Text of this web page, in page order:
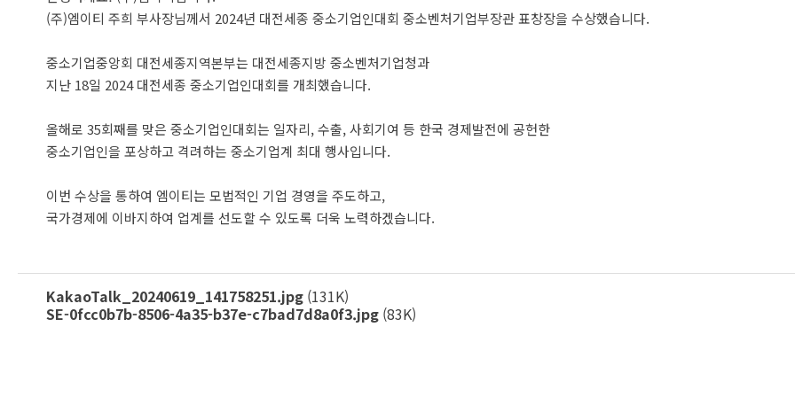
(주)엠이티 주희 부사장님께서 2024년 대전세종 중소기업인대회 중소벤처기업부장관 표창장을 수상했습니다.
중소기업중앙회 대전세종지역본부는 대전세종지방 중소벤처기업청과
지난 18일 2024 대전세종 중소기업인대회를 개최했습니다.
올해로 35회째를 맞은 중소기업인대회는 일자리, 수출, 사회기여 등 한국 경제발전에 공헌한
중소기업인을 포상하고 격려하는 중소기업계 최대 행사입니다.
이번 수상을 통하여 엠이티는 모법적인 기업 경영을 주도하고,
국가경제에 이바지하여 업계를 선도할 수 있도록 더욱 노력하겠습니다.
KakaoTalk_20240619_141758251.jpg (131K)
SE-0fcc0b7b-8506-4a35-b37e-c7bad7d8a0f3.jpg (83K)